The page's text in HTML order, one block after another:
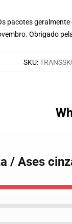
pacotes
Obrigado
SKU:
/ Ases